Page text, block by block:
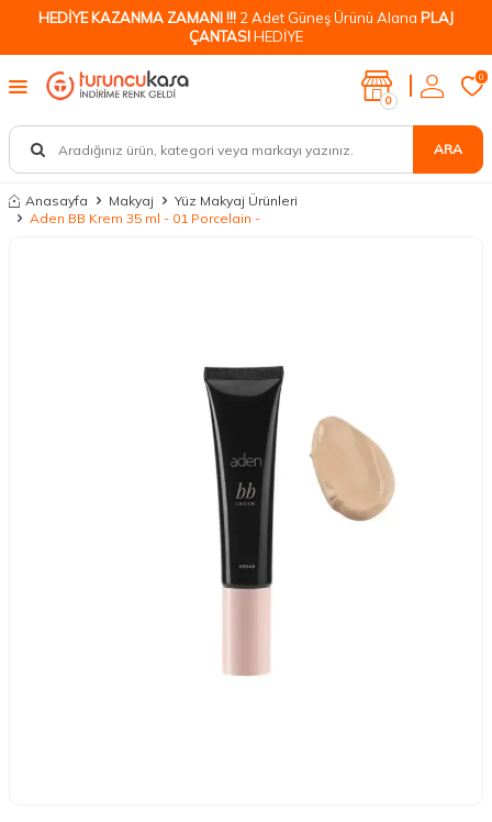
HEDİYE KAZANMA ZAMANI !!! 2 Adet Güneş Ürünü Alana PLAJ
ÇANTASIHEDİYE
ARA
0
0
Anasayfa Makyaj
Yüz Makyaj Ürünleri
Aden BB Krem 35 ml - 01 Porcelain -